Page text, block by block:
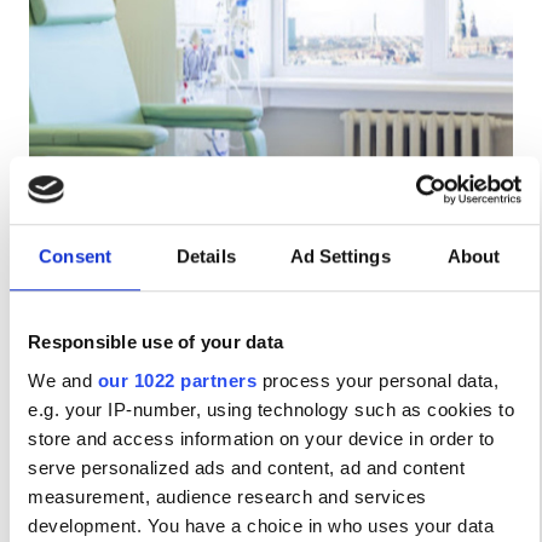
Consent Details Ad Settings About
Responsible use of your data
We and our 1022 partners process your personal data,
e.g. your IP-number, using technology such as cookies to
store and access information on your device in order to
serve personalized ads and content, ad and content
measurement, audience research and services
development. You have a choice in who uses your data
Ασθενείς με HIV
Ασθενείς με Ηπατίτιδα B
Ασθενείς με Ηπατίτιδα C
GHIC
Αναψυκτικά
Δωρεάν WiFi
Τηλεοπτικές Οθόνες
Δωρεάν Μεταφορά
Medicinas Sabiedriba Gailezers Saldu
Saldu, Latvia
0.59 χλμ από το κέντρο της πόλης
Αναψυκτικά Δωρεάν WiFi
Ανά θεραπεία
Αιμοκάθαρση HD €260
Κράτηση